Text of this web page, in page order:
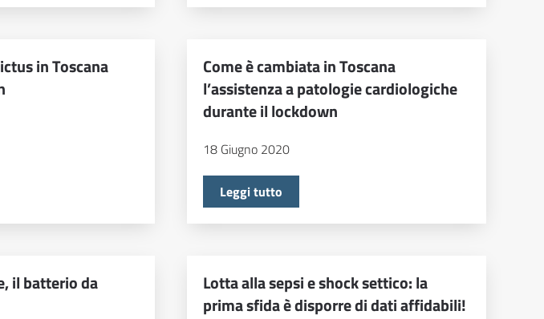
in Toscana
Come è cambiata in Toscana
l’assistenza a patologie cardiologiche
durante il lockdown
18 Giugno 2020
Leggi tutto
il batterio da
Lotta alla sepsi e shock settico: la
prima sfida è disporre di dati affidabili!